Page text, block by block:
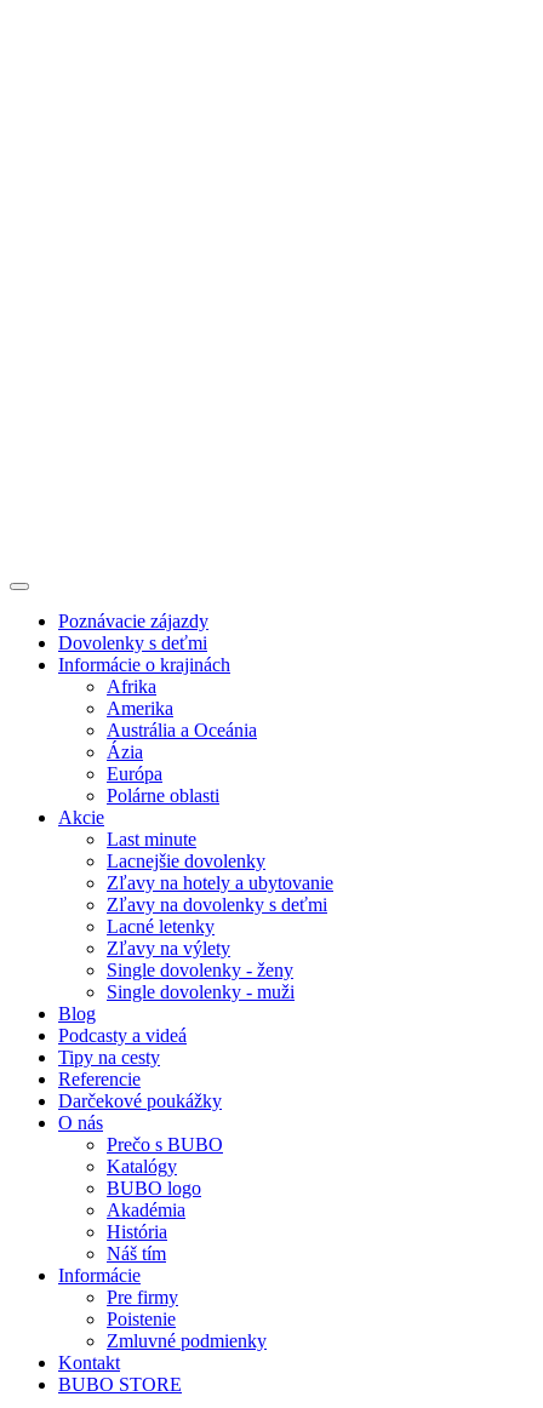
Poznávacie zájazdy
Dovolenky s deťmi
Informácie o krajinách
Afrika
Amerika
Austrália a Oceánia
Ázia
Európa
Polárne oblasti
Akcie
Last minute
Lacnejšie dovolenky
Zľavy na hotely a ubytovanie
Zľavy na dovolenky s deťmi
Lacné letenky
Zľavy na výlety
Single dovolenky - ženy
Single dovolenky - muži
Blog
Podcasty a videá
Tipy na cesty
Referencie
Darčekové poukážky
O nás
Prečo s BUBO
Katalógy
BUBO logo
Akadémia
História
Náš tím
Informácie
Pre firmy
Poistenie
Zmluvné podmienky
Kontakt
BUBO STORE